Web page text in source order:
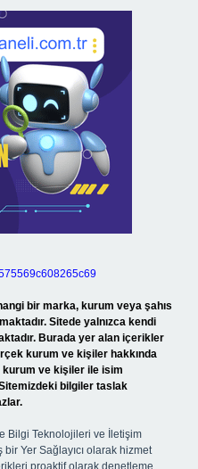
bir marka, kurum veya şahıs
Sitede yalnızca kendi
Burada yer alan içerikler
kurum ve kişiler hakkında
kurum ve kişiler ile isim
bilgiler taslak
Bilgi Teknolojileri ve İletişim
bir Yer Sağlayıcı olarak hizmet
proaktif olarak denetleme